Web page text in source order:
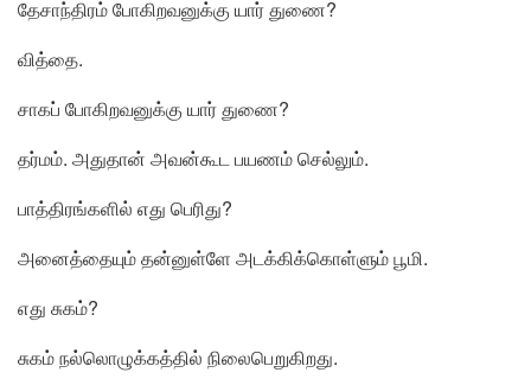
தேசாந்திரம் போகிறவனுக்கு யார் துணை?
வித்தை.
சாகப் போகிறவனுக்கு யார் துணை?
தர்மம். அதுதான் அவன்கூட பயணம் செல்லும்.
பாத்திரங்களில் எது பெரிது?
அனைத்தையும் தன்னுள்ளே அடக்கிக்கொள்ளும் பூமி.
எது சுகம்?
சுகம் நல்லொழுக்கத்தில் நிலைபெறுகிறது.